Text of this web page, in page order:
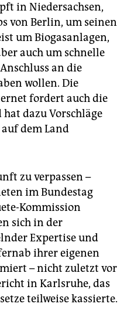
in Niedersachsen,
von Berlin, um seinen
um Biogasanlagen,
auch um schnelle
an die
wollen. Die
fordert auch die
dazu Vorschläge
dem Land
zu verpassen –
im Bundestag
Kommission
sich in der
Expertise und
ihrer eigenen
– nicht zuletzt vor
in Karlsruhe, das
teilweise kassierte.